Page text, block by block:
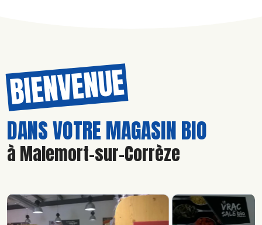
BIENVENUE
DANS VOTRE MAGASIN BIO
à Malemort-sur-Corrèze